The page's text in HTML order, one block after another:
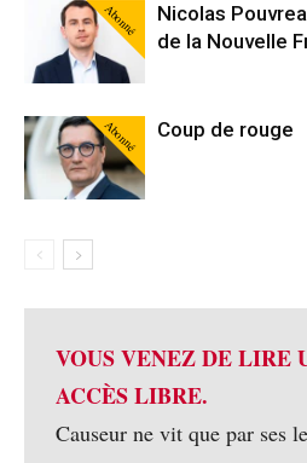
Abonné
Nicolas
de la Nouvelle
Abonné Coup de rouge
VOUS VENEZ DE LIRE
ACCÈS LIBRE.
Causeur ne vit que par ses